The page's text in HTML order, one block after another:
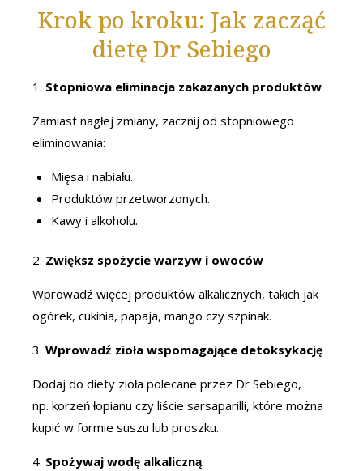
Krok po kroku: Jak zacząć
dietę Dr Sebiego
1. Stopniowa eliminacja zakazanych produktów
Zamiast nagłej zmiany, zacznij od stopniowego
eliminowania:
Mięsa i nabiału.
Produktów przetworzonych.
Kawy i alkoholu.
2. Zwiększ spożycie warzyw i owoców
Wprowadź więcej produktów alkalicznych, takich jak
ogórek, cukinia, papaja, mango czy szpinak.
3. Wprowadź zioła wspomagające detoksykację
Dodaj do diety zioła polecane przez Dr Sebiego,
np. korzeń łopianu czy liście sarsaparilli, które można
kupić w formie suszu lub proszku.
4. Spożywaj wodę alkaliczną